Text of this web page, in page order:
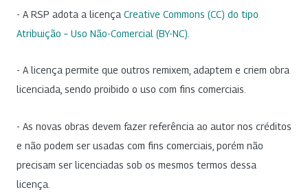
- A RSP adota a licença Creative Commons (CC) do tipo
Atribuição – Uso Não-Comercial (BY-NC)
- A licença permite que outros remixem, adaptem e criem obra
licenciada, sendo proibido o uso com fins comerciais.
- As novas obras devem fazer referência ao autor nos créditos
e não podem ser usadas com fins comerciais, porém não
precisam ser licenciadas sob os mesmos termos dessa
licença.